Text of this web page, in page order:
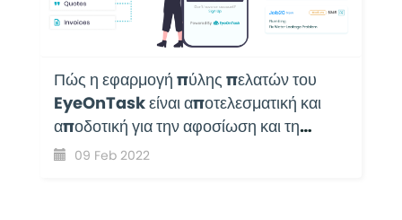
Πώς η εφαρμογή πύλης πελατών του
EyeOnTask είναι αποτελεσματική και
αποδοτική για την αφοσίωση και τη
συνεργασία με τους πελάτες;
09 Feb 2022